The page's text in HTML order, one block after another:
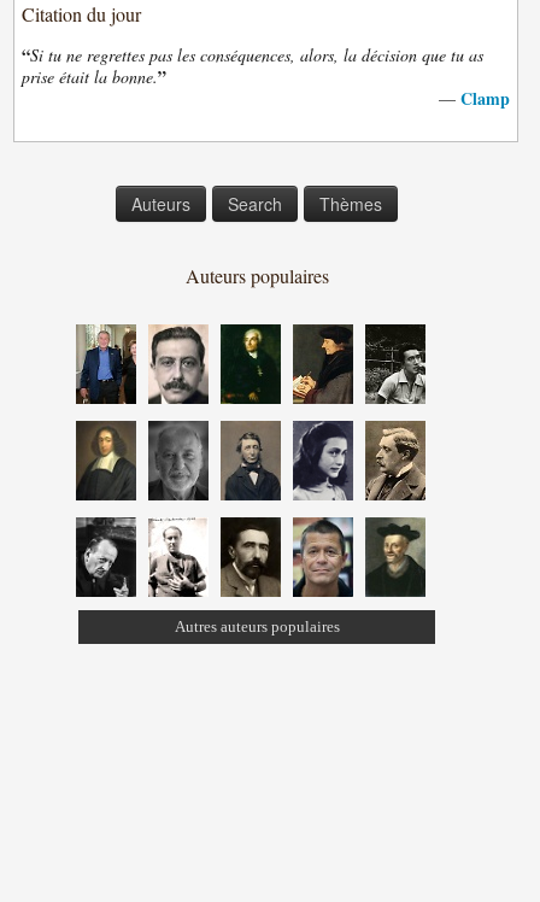
Citation du jour
“Si tu ne regrettes pas les conséquences, alors, la décision que tu as
prise était la bonne.”
— Clamp
Auteurs Search Thèmes
Auteurs populaires
Autres auteurs populaires